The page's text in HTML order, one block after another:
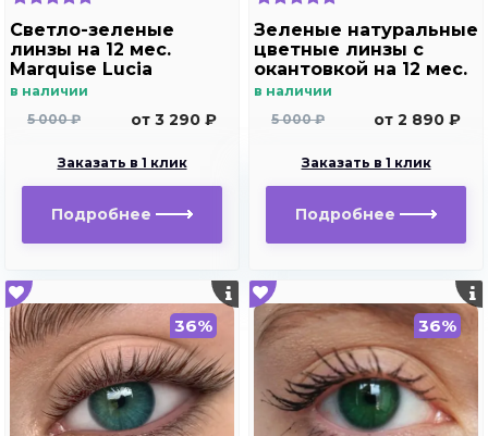
Светло-зеленые
линзы на 12 мес.
Marquise Lucia
Copacabana
в наличии
5 000 ₽
от 3 290 ₽
Заказать в 1 клик
Подробнее
Зеленые натуральные
цветные линзы c
окантовкой на 12 мес.
Marquise essvase
в наличии
5 000 ₽
от 2 890 ₽
Заказать в 1 клик
Подробнее
36% 36%